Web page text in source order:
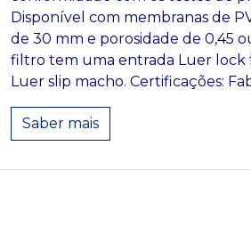
Disponível com membranas de
de 30 mm e porosidade de 0,45
filtro tem uma entrada Luer lock
Luer slip macho. Certificações:
Saber maisfrom Filtros seringa